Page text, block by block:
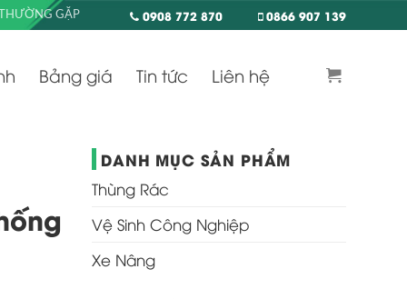
GẶP 0908 772 870 0866 907 139
Bảng giá Tin tức Liên hệ
DANH MỤC SẢN PHẨM
Thùng Rác
Vệ Sinh Công Nghiệp
Xe Nâng